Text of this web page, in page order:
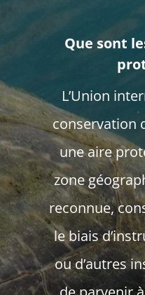
Que sont
L’Union
conservation
une aire
zone
reconnue,
le biais
ou d’autres